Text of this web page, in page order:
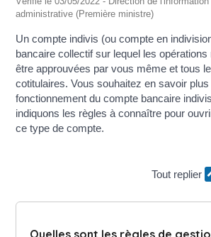
administrative (Première ministre)
Un compte indivis (ou compte en
bancaire collectif sur lequel les
être approuvées par vous même et tous
cotitulaires. Vous souhaitez en savoir
fonctionnement du compte bancaire
indiquons les règles à connaître pour
ce type de compte.
Tout replier
Quelles sont les règles de